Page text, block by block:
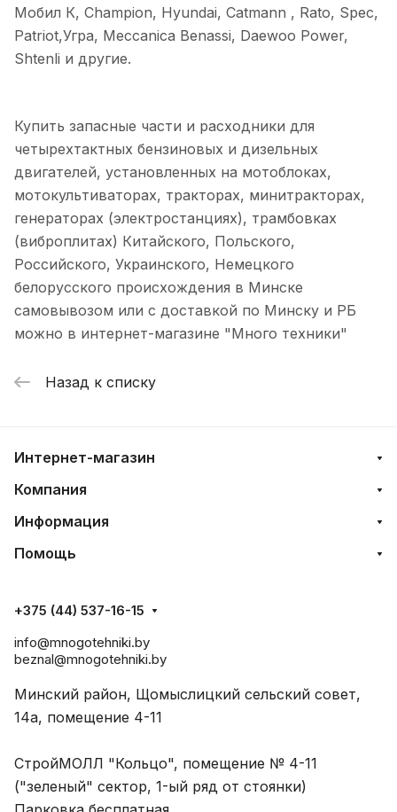
Мобил К, Champion, Hyundai, Catmann , Rato, Spec,
Patriot,Угра, Meccanica Benassi, Daewoo Power,
Shtenli и другие.
Купить запасные части и расходники для
четырехтактных бензиновых и дизельных
двигателей, установленных на мотоблоках,
мотокультиваторах, тракторах, минитракторах,
генераторах (электростанциях), трамбовках
(виброплитах) Китайского, Польского,
Российского, Украинского, Немецкого
белорусского происхождения в Минске
самовывозом или с доставкой по Минску и РБ
можно в интернет-магазине "Много техники"
Назад к списку
Интернет-магазин
Компания
Информация
Помощь
+375 (44) 537-16-15
info@mnogotehniki.by
beznal@mnogotehniki.by
Минский район, Щомыслицкий сельский совет,
14а, помещение 4-11
СтройМОЛЛ "Кольцо", помещение № 4-11
("зеленый" сектор, 1-ый ряд от стоянки)